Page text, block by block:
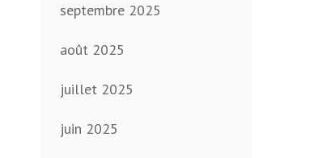
septembre 2025
août 2025
juillet 2025
juin 2025